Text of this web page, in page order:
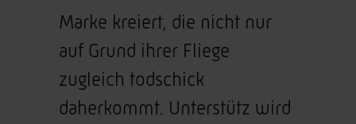
Marke kreiert, die nicht nur
auf Grund ihrer Fliege
zugleich todschick
daherkommt. Unterstütz wird